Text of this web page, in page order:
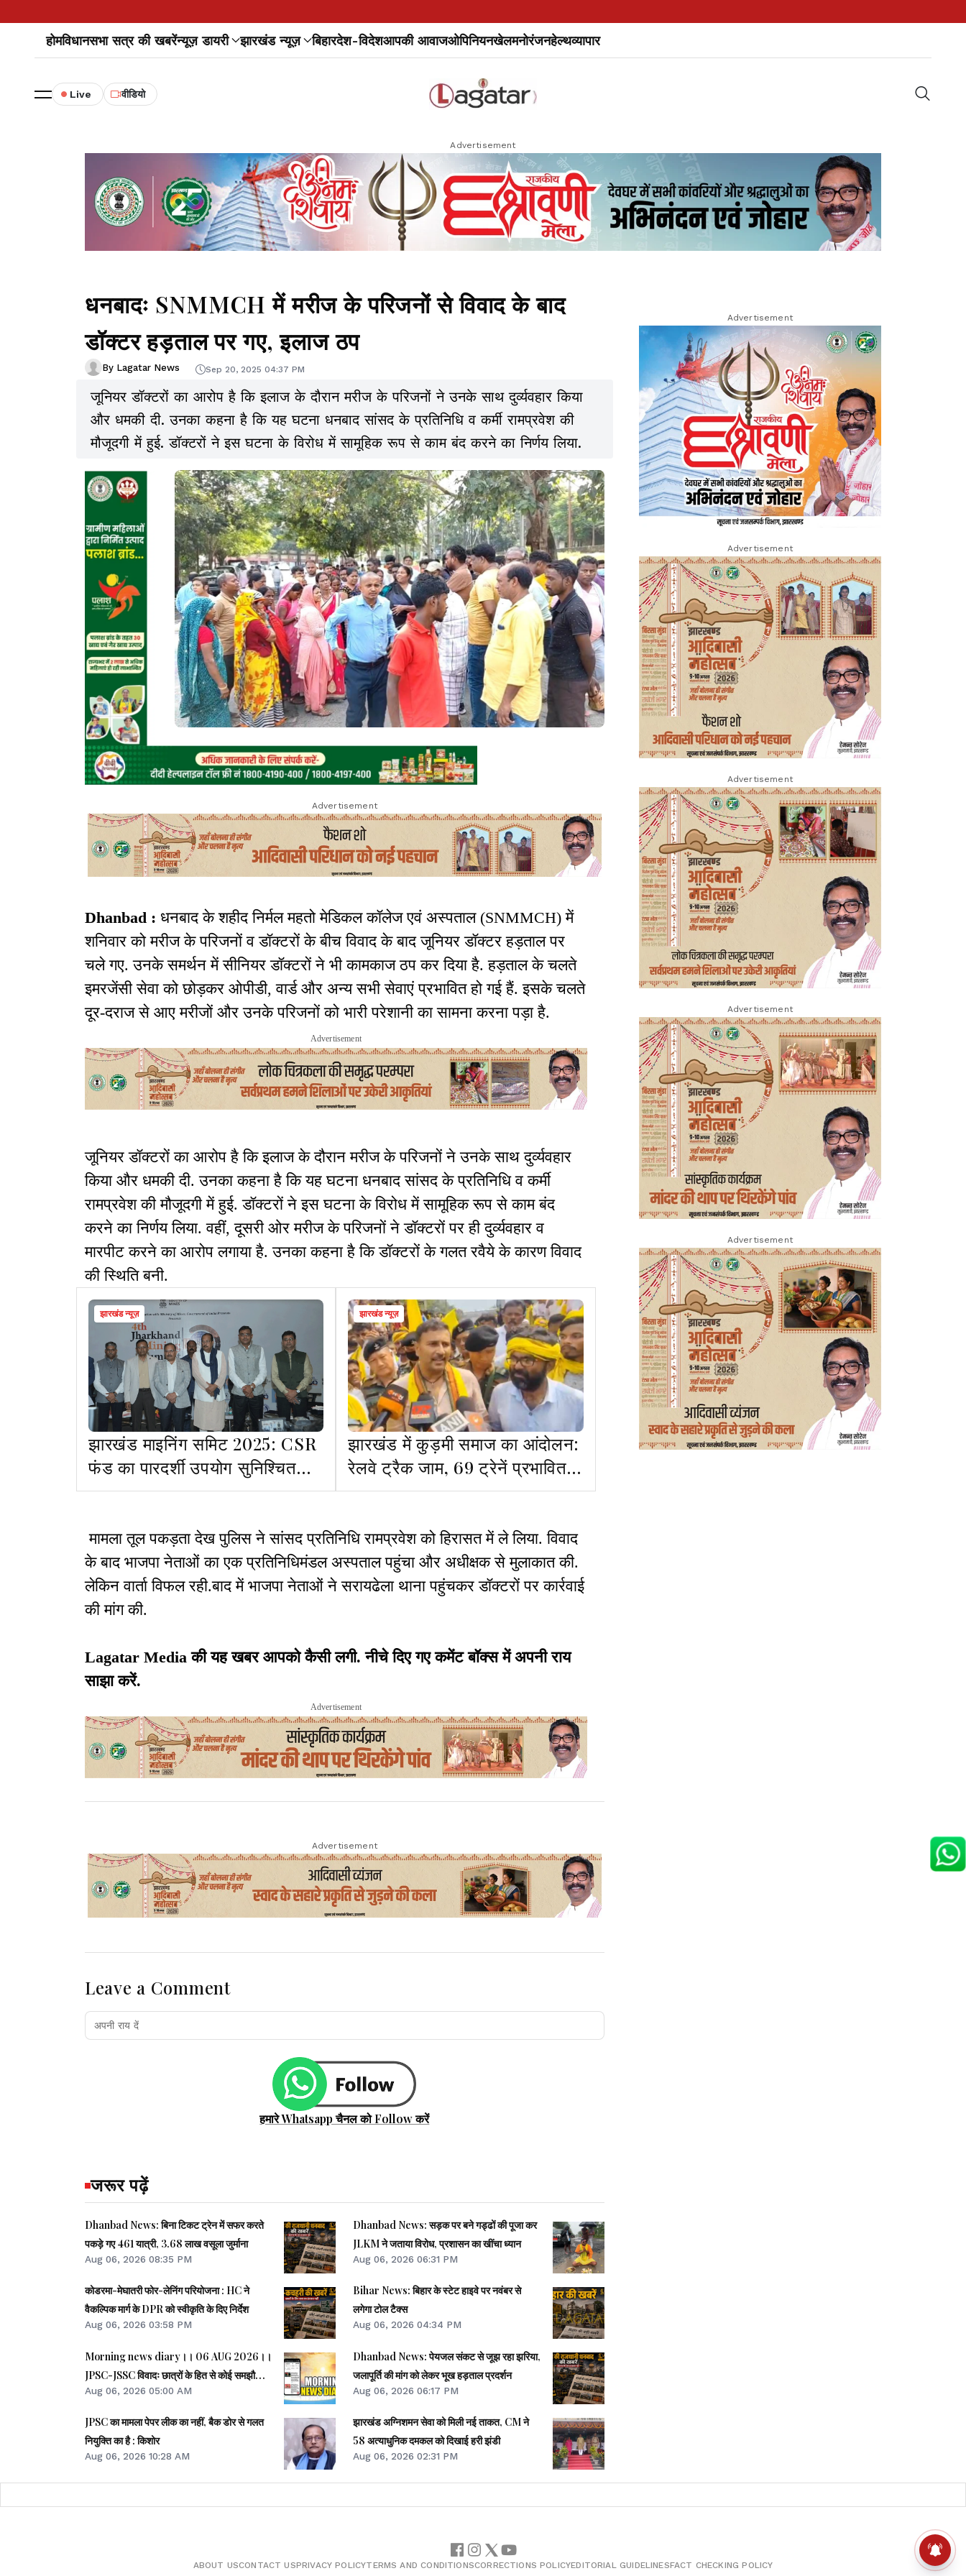
होमविधानसभा सत्र की खबरेंन्यूज़ डायरी झारखंड न्यूज़ बिहारदेश-विदेशआपकी आवाजओपिनियनखेलमनोरंजनहेल्थव्यापार
Live वीडियो
Advertisement
धनबादः SNMMCH में मरीज के परिजनों से विवाद के बाद
डॉक्टर हड़ताल पर गए, इलाज ठप
By Lagatar News Sep 20, 2025 04:37 PM
जूनियर डॉक्टरों का आरोप है कि इलाज के दौरान मरीज के परिजनों ने उनके साथ दुर्व्यवहार किया
और धमकी दी. उनका कहना है कि यह घटना धनबाद सांसद के प्रतिनिधि व कर्मी रामप्रवेश की
मौजूदगी में हुई. डॉक्टरों ने इस घटना के विरोध में सामूहिक रूप से काम बंद करने का निर्णय लिया.
Advertisement
Dhanbad : धनबाद के शहीद निर्मल महतो मेडिकल कॉलेज एवं अस्पताल (SNMMCH) में
शनिवार को मरीज के परिजनों व डॉक्टरों के बीच विवाद के बाद जूनियर डॉक्टर हड़ताल पर
चले गए. उनके समर्थन में सीनियर डॉक्टरों ने भी कामकाज ठप कर दिया है. हड़ताल के चलते
इमरजेंसी सेवा को छोड़कर ओपीडी, वार्ड और अन्य सभी सेवाएं प्रभावित हो गई हैं. इसके चलते
दूर-दराज से आए मरीजों और उनके परिजनों को भारी परेशानी का सामना करना पड़ा है.
Advertisement
जूनियर डॉक्टरों का आरोप है कि इलाज के दौरान मरीज के परिजनों ने उनके साथ दुर्व्यवहार
किया और धमकी दी. उनका कहना है कि यह घटना धनबाद सांसद के प्रतिनिधि व कर्मी
रामप्रवेश की मौजूदगी में हुई. डॉक्टरों ने इस घटना के विरोध में सामूहिक रूप से काम बंद
करने का निर्णय लिया. वहीं, दूसरी ओर मरीज के परिजनों ने डॉक्टरों पर ही दुर्व्यवहार व
मारपीट करने का आरोप लगाया है. उनका कहना है कि डॉक्टरों के गलत रवैये के कारण विवाद
की स्थिति बनी.
झारखंड न्यूज़
झारखंड माइनिंग समिट 2025: CSR
फंड का पारदर्शी उपयोग सुनिश्चित
करेगी सरकार
झारखंड न्यूज़
झारखंड में कुड़मी समाज का आंदोलन:
रेलवे ट्रैक जाम, 69 ट्रेनें प्रभावित,
यात्री हलकान
मामला तूल पकड़ता देख पुलिस ने सांसद प्रतिनिधि रामप्रवेश को हिरासत में ले लिया. विवाद
के बाद भाजपा नेताओं का एक प्रतिनिधिमंडल अस्पताल पहुंचा और अधीक्षक से मुलाकात की.
लेकिन वार्ता विफल रही.बाद में भाजपा नेताओं ने सरायढेला थाना पहुंचकर डॉक्टरों पर कार्रवाई
की मांग की.
Lagatar Media की यह खबर आपको कैसी लगी. नीचे दिए गए कमेंट बॉक्स में अपनी राय
साझा करें.
Advertisement
Advertisement
Leave a Comment
हमारे Whatsapp चैनल को Follow करें
जरूर पढ़ें
Dhanbad News: बिना टिकट ट्रेन में सफर करते
पकड़े गए 461 यात्री, 3.68 लाख वसूला जुर्माना
Aug 06, 2026 08:35 PM
कोडरमा-मेघातरी फोर-लेनिंग परियोजना : HC ने
वैकल्पिक मार्ग के DPR को स्वीकृति के दिए निर्देश
Aug 06, 2026 03:58 PM
Morning news diary।। 06 AUG 2026।।
JPSC-JSSC विवादः छात्रों के हित से कोई समझौता
नहीं- CM।। छात्र आंदोलन के समर्थन में झारखंड
जवाब नहीं देते, चर्चा नहीं होगीः राहुल।। समेत कई
खबरें व वीडियो.
Aug 06, 2026 05:00 AM
JPSC का मामला पेपर लीक का नहीं, बैक डोर से गलत
नियुक्ति का है : किशोर
Aug 06, 2026 10:28 AM
Dhanbad News: सड़क पर बने गड्ढों की पूजा कर
JLKM ने जताया विरोध, प्रशासन का खींचा ध्यान
Aug 06, 2026 06:31 PM
Bihar News: बिहार के स्टेट हाइवे पर नवंबर से
लगेगा टोल टैक्स
Aug 06, 2026 04:34 PM
Dhanbad News: पेयजल संकट से जूझ रहा झरिया,
जलापूर्ति की मांग को लेकर भूख हड़ताल प्रदर्शन
Aug 06, 2026 06:17 PM
झारखंड अग्निशमन सेवा को मिली नई ताकत, CM ने
58 अत्याधुनिक दमकल को दिखाई हरी झंडी
Aug 06, 2026 02:31 PM
Advertisement
Advertisement
Advertisement
Advertisement
Advertisement
ABOUT USCONTACT USPRIVACY POLICYTERMS AND CONDITIONSCORRECTIONS POLICYEDITORIAL GUIDELINESFACT CHECKING POLICY